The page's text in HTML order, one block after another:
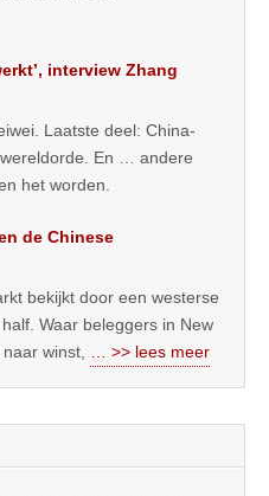
interview Zhang
Laatste deel: China-
En … andere
het worden.
de Chinese
bekijkt door een westerse
Waar beleggers in New
winst,
… >> lees meer